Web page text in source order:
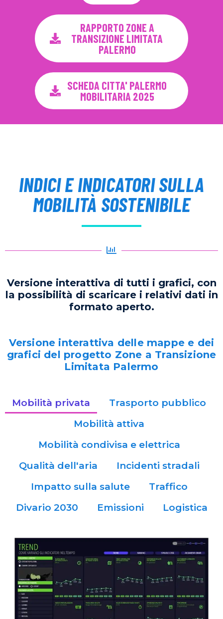
RAPPORTO ZONE A
TRANSIZIONE LIMITATA
PALERMO
SCHEDA CITTA' PALERMO
MOBILITARIA 2025
INDICI E INDICATORI SULLA
MOBILITÀ SOSTENIBILE
Versione interattiva di tutti i grafici, con
la possibilità di scaricare i relativi dati in
formato aperto.
Versione interattiva delle mappe e dei
grafici del progetto Zone a Transizione
Limitata Palermo
Mobilità privata
Trasporto pubblico
Mobilità attiva
Mobilità condivisa e elettrica
Qualità dell'aria
Incidenti stradali
Impatto sulla salute
Traffico
Divario 2030
Emissioni Logistica